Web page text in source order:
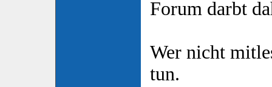
Forum darbt
Wer nicht
tun.